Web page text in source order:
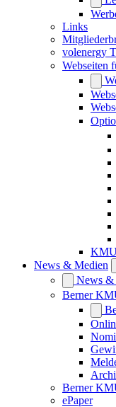
Links
volenergy
Webseiten
KMU
News & Medien
News &
Berner
Berner
ePaper